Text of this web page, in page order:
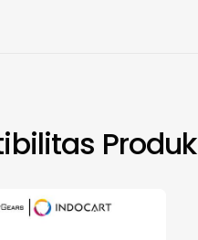
Produk